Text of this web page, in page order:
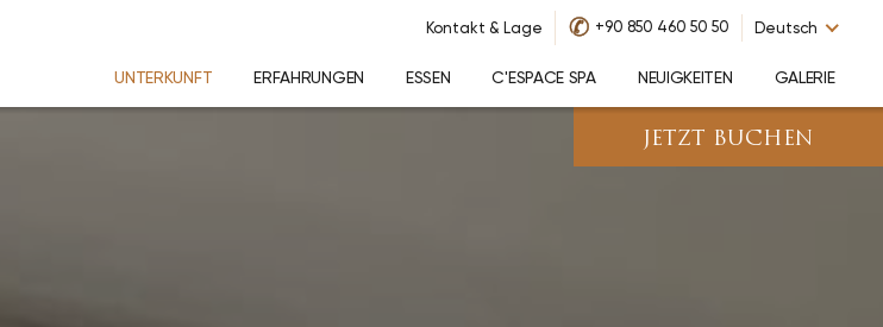
Kontakt & Lage ✆ +90 850 460 50 50 Deutsch
UNTERKUNFT ERFAHRUNGEN ESSEN C'ESPACE SPA NEUIGKEITEN GALERIE
JETZT BUCHEN